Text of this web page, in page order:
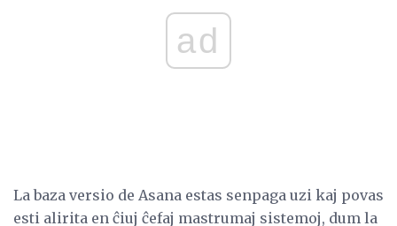
ad
La baza versio de Asana estas senpaga uzi kaj povas
esti alirita en ĉiuj ĉefaj mastrumaj sistemoj, dum la